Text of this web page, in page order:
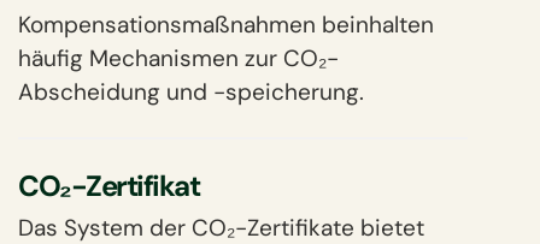
Kompensationsmaßnahmen beinhalten
häufig Mechanismen zur CO₂-
Abscheidung und -speicherung.
CO₂-Zertifikat
Das System der CO₂-Zertifikate bietet